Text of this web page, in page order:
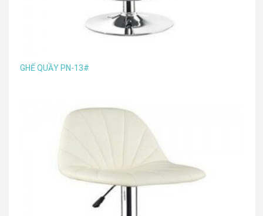
GHẾ QUẦY PN-13#